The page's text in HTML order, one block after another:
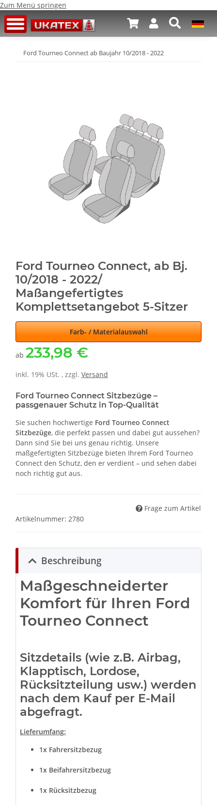
Zum Menü springen
Ford Tourneo Connect ab Baujahr 10/2018 - 2022
Ford Tourneo Connect, ab Bj.
10/2018 - 2022/
Maßangefertigtes
Komplettsetangebot 5-Sitzer
Farb- / Materialauswahl
ab 233,98 €
inkl. 19% USt. , zzgl. Versand
Ford Tourneo Connect Sitzbezüge –
passgenauer Schutz in Top-Qualität
Sie suchen hochwertige Ford Tourneo Connect
Sitzbezüge, die perfekt passen und dabei gut aussehen?
Dann sind Sie bei uns genau richtig. Unsere
maßgefertigten Sitzbezüge bieten Ihrem Ford Tourneo
Connect den Schutz, den er verdient – und sehen dabei
noch richtig gut aus.
Frage zum Artikel
Artikelnummer: 2780
Beschreibung
Maßgeschneiderter
Komfort für Ihren Ford
Tourneo Connect
Sitzdetails (wie z.B. Airbag,
Klapptisch, Lordose,
Rücksitzteilung usw.) werden
nach dem Kauf per E-Mail
abgefragt.
Lieferumfang:
1x Fahrersitzbezug
1x Beifahrersitzbezug
1x Rücksitzbezug